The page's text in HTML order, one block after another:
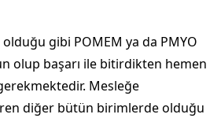
gibi POMEM ya da PMYO
olup başarı ile bitirdikten hemen
Mesleğe
diğer bütün birimlerde olduğu